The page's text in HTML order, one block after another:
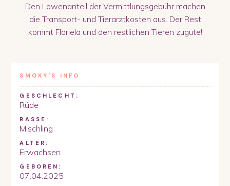
Den Löwenanteil der Vermittlungsgebühr machen
die Transport- und Tierarztkosten aus. Der Rest
kommt Floriela und den restlichen Tieren zugute!
SMOKY 'S INFO
GESCHLECHT:
Rüde
RASSE:
Mischling
ALTER:
Erwachsen
GEBOREN:
07.04.2025